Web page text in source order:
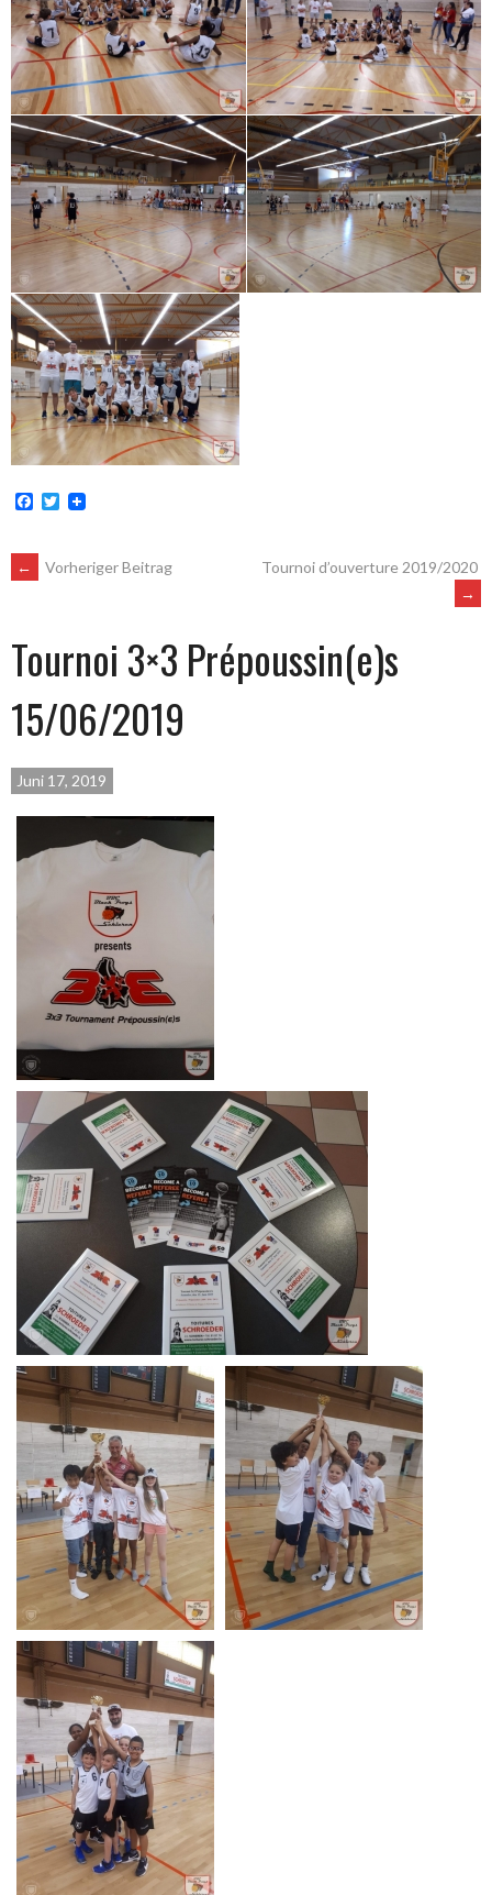
Facebook
Twitter
POST
NAVIGATION
← Vorheriger Beitrag
Tournoi d’ouverture 2019/2020
→
Tournoi 3×3 Prépoussin(e)s
15/06/2019
Juni 17, 2019